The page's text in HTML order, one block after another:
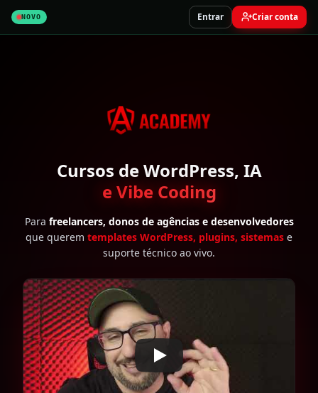
NOVO Entrar Criar conta
Cursos de WordPress, IA
e Vibe Coding
Para freelancers, donos de agências e desenvolvedores
que querem templates WordPress, plugins, sistemas e
suporte técnico ao vivo.